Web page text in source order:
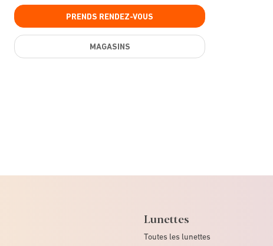
PRENDS RENDEZ-VOUS
MAGASINS
Lunettes
Toutes les lunettes